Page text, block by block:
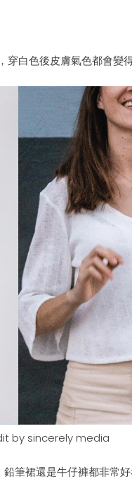
， 穿白色後皮膚氣色都會變
by sincerely media
鉛筆裙還是牛仔褲都非常